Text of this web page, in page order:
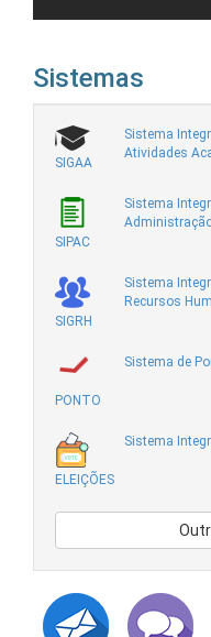
Sistemas
SIGAA
Sistema
Atividades
SIPAC
Sistema
SIGRH
Sistema
Recursos
PONTO
Sistema de
ELEIÇÕES
Sistema